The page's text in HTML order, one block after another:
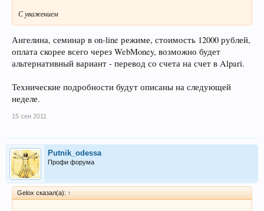
С уважением
Ангелина, семинар в on-line режиме, стоимость 12000 рублей,
оплата скорее всего через WebMoney, возможно будет
альтернативный вариант - перевод со счета на счет в Alpari.
Технические подробности будут описаны на следующей
неделе.
15 сен 2011
Putnik_odessa
Профи форума
Gelox сказал(а): ↑